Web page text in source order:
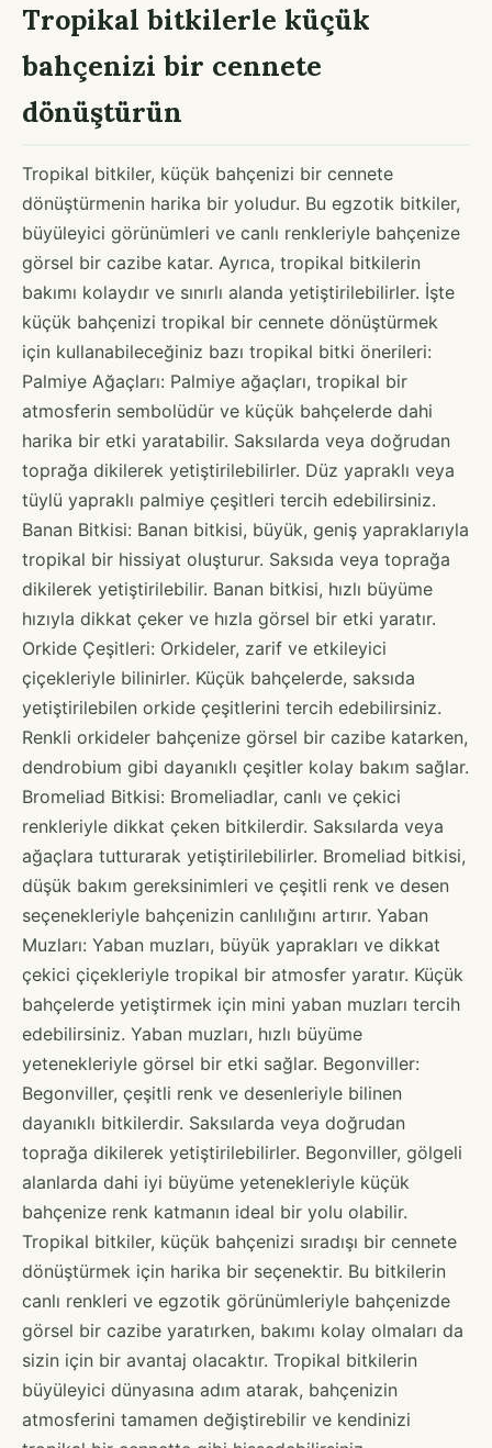
Tropikal bitkilerle küçük
bahçenizi bir cennete
dönüştürün
Tropikal bitkiler, küçük bahçenizi bir cennete
dönüştürmenin harika bir yoludur. Bu egzotik bitkiler,
büyüleyici görünümleri ve canlı renkleriyle bahçenize
görsel bir cazibe katar. Ayrıca, tropikal bitkilerin
bakımı kolaydır ve sınırlı alanda yetiştirilebilirler. İşte
küçük bahçenizi tropikal bir cennete dönüştürmek
için kullanabileceğiniz bazı tropikal bitki önerileri:
Palmiye Ağaçları: Palmiye ağaçları, tropikal bir
atmosferin sembolüdür ve küçük bahçelerde dahi
harika bir etki yaratabilir. Saksılarda veya doğrudan
toprağa dikilerek yetiştirilebilirler. Düz yapraklı veya
tüylü yapraklı palmiye çeşitleri tercih edebilirsiniz.
Banan Bitkisi: Banan bitkisi, büyük, geniş yapraklarıyla
tropikal bir hissiyat oluşturur. Saksıda veya toprağa
dikilerek yetiştirilebilir. Banan bitkisi, hızlı büyüme
hızıyla dikkat çeker ve hızla görsel bir etki yaratır.
Orkide Çeşitleri: Orkideler, zarif ve etkileyici
çiçekleriyle bilinirler. Küçük bahçelerde, saksıda
yetiştirilebilen orkide çeşitlerini tercih edebilirsiniz.
Renkli orkideler bahçenize görsel bir cazibe katarken,
dendrobium gibi dayanıklı çeşitler kolay bakım sağlar.
Bromeliad Bitkisi: Bromeliadlar, canlı ve çekici
renkleriyle dikkat çeken bitkilerdir. Saksılarda veya
ağaçlara tutturarak yetiştirilebilirler. Bromeliad bitkisi,
düşük bakım gereksinimleri ve çeşitli renk ve desen
seçenekleriyle bahçenizin canlılığını artırır. Yaban
Muzları: Yaban muzları, büyük yaprakları ve dikkat
çekici çiçekleriyle tropikal bir atmosfer yaratır. Küçük
bahçelerde yetiştirmek için mini yaban muzları tercih
edebilirsiniz. Yaban muzları, hızlı büyüme
yetenekleriyle görsel bir etki sağlar. Begonviller:
Begonviller, çeşitli renk ve desenleriyle bilinen
dayanıklı bitkilerdir. Saksılarda veya doğrudan
toprağa dikilerek yetiştirilebilirler. Begonviller, gölgeli
alanlarda dahi iyi büyüme yetenekleriyle küçük
bahçenize renk katmanın ideal bir yolu olabilir.
Tropikal bitkiler, küçük bahçenizi sıradışı bir cennete
dönüştürmek için harika bir seçenektir. Bu bitkilerin
canlı renkleri ve egzotik görünümleriyle bahçenizde
görsel bir cazibe yaratırken, bakımı kolay olmaları da
sizin için bir avantaj olacaktır. Tropikal bitkilerin
büyüleyici dünyasına adım atarak, bahçenizin
atmosferini tamamen değiştirebilir ve kendinizi